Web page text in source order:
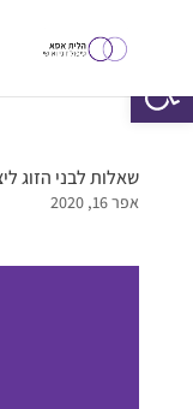
שאלות לבני הזוג
אפר 16, 2020
פתח סרגל נגישות